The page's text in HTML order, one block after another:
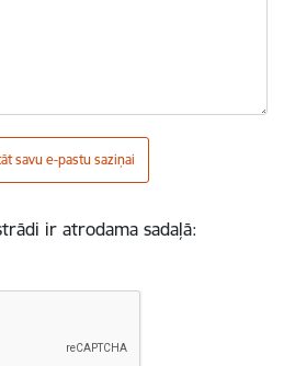
savu e-pastu saziņai
ir atrodama sadaļā: